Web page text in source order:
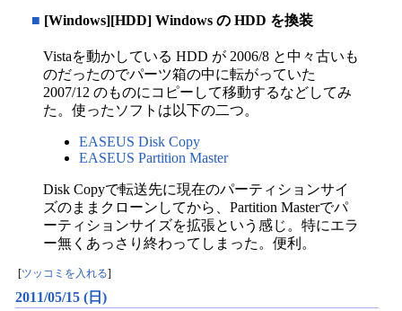
■ [Windows][HDD] Windows の HDD を換装
Vistaを動かしている HDD が 2006/8 と中々古いも
のだったのでパーツ箱の中に転がっていた
2007/12 のものにコピーして移動するなどしてみ
た。使ったソフトは以下の二つ。
EASEUS Disk Copy
EASEUS Partition Master
Disk Copyで転送先に現在のパーティションサイ
ズのままクローンしてから、Partition Masterでパ
ーティションサイズを拡張という感じ。特にエラ
ー無くあっさり終わってしまった。便利。
ツッコミを入れる
2011/05/15 (日)